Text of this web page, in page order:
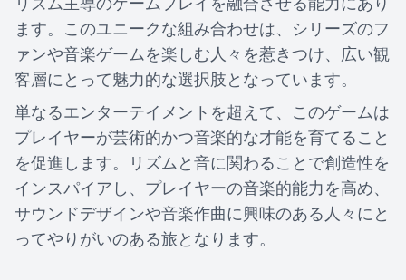
ます。このユニークな組み合わせは、シリーズのフ
ァンや音楽ゲームを楽しむ人々を惹きつけ、広い観
客層にとって魅力的な選択肢となっています。
単なるエンターテイメントを超えて、このゲームは
プレイヤーが芸術的かつ音楽的な才能を育てること
を促進します。リズムと音に関わることで創造性を
インスパイアし、プレイヤーの音楽的能力を高め、
サウンドデザインや音楽作曲に興味のある人々にと
ってやりがいのある旅となります。